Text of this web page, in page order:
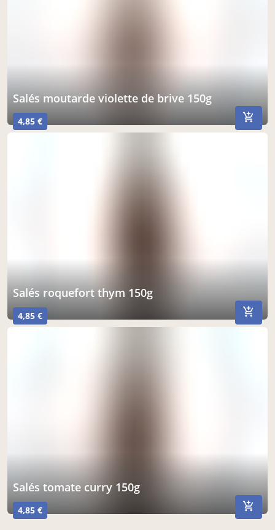
salés moutarde violette de brive 150g
4,85 €
salés roquefort thym 150g
4,85 €
salés tomate curry 150g
4,85 €